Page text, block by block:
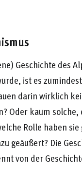
Geschichte des
ist es
darin wirklich
Oder kaum
Rolle haben
geäußert? Die
von der